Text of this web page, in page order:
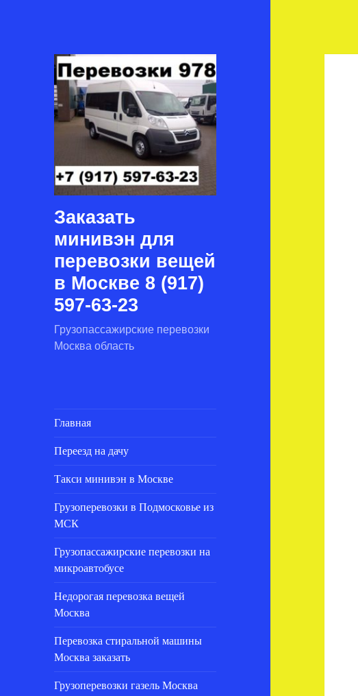
Заказать
минивэн для
перевозки вещей
в Москве 8 (917)
597-63-23
Грузопассажирские перевозки
Москва область
Главная
Переезд на дачу
Такси минивэн в Москве
Грузоперевозки в Подмосковье из
МСК
Грузопассажирские перевозки на
микроавтобусе
Недорогая перевозка вещей
Москва
Перевозка стиральной машины
Москва заказать
Грузоперевозки газель Москва